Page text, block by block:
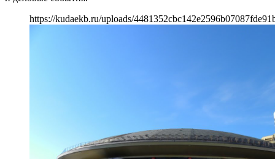
https://kudaekb.ru/uploads/